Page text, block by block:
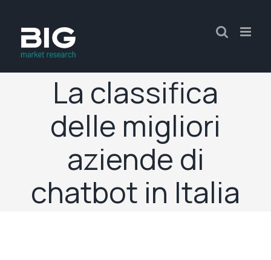
La classifica
delle migliori
aziende di
chatbot in Italia